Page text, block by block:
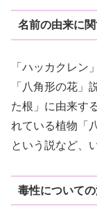
名前の由来に
「ハッカクレン
「八角形の花」
た根」に由来す
れている植物「
という説など、
毒性について